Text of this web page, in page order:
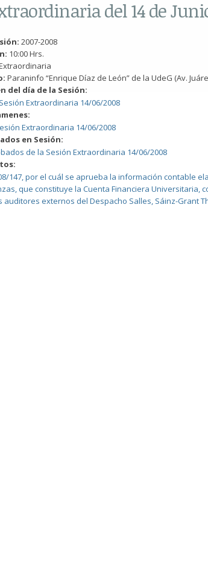
del 14 de
2007-2008
10:00 Hrs.
Paraninfo “Enrique Díaz de León” de la UdeG (Av.
del día de la Sesión:
Extraordinaria 14/06/2008
Extraordinaria 14/06/2008
en Sesión:
de la Sesión Extraordinaria 14/06/2008
147, por el cuál se aprueba la información contable
que constituye la Cuenta Financiera Universitaria,
externos del Despacho Salles, Sáinz-Grant